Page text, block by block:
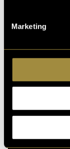
Marketing